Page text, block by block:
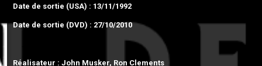
Date de sortie (USA) : 13/11/1992
Date de sortie (DVD) : 27/10/2010
Réalisateur : John Musker, Ron Clements